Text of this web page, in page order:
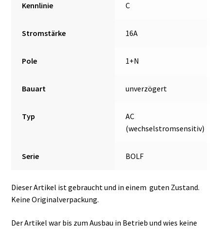
Kennlinie C
Stromstärke 16A
Pole 1+N
Bauart unverzögert
Typ
AC
(wechselstromsensitiv)
Serie BOLF
Dieser Artikel ist gebraucht und in einem guten Zustand.
Keine Originalverpackung.
Der Artikel war bis zum Ausbau in Betrieb und wies keine